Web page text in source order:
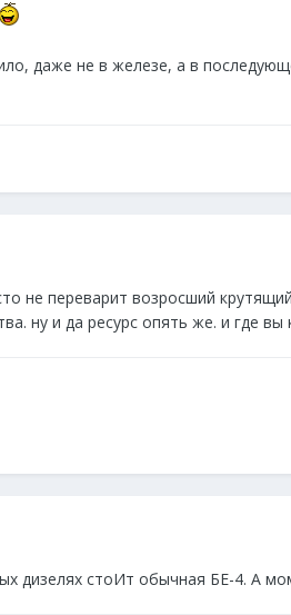
даже не в железе, а в
не переварит возросший
ну и да ресурс опять же. и где
дизелях стоИт обычная БЕ-4. А